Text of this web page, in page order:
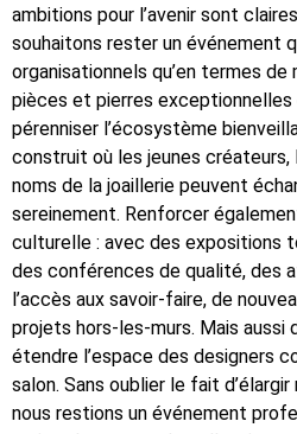
ambitions pour l’avenir sont
souhaitons rester un événement
organisationnels qu’en termes
pièces et pierres exceptionnelles
pérenniser l’écosystème
construit où les jeunes
noms de la joaillerie peuvent
sereinement. Renforcer
culturelle : avec des expositions
des conférences de qualité, des
l’accès aux savoir-faire, de
projets hors-les-murs. Mais aussi
étendre l’espace des designers
salon. Sans oublier le fait
nous restions un événement